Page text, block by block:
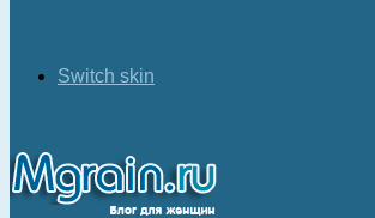
Switch skin